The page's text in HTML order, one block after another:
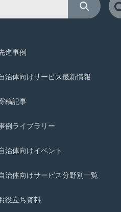
進事例
治体向けサービス最新情報
稿記事
例ライブラリー
治体向けイベント
治体向けサービス分野別一覧
役立ち資料